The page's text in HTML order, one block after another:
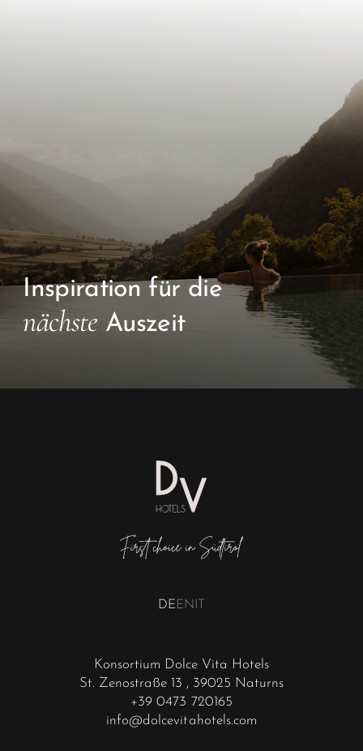
Konsortium Dolce Vita Hotels
St. Zenostraße 13 , 39025 Naturns
+39 0473 720165
info@dolcevitahotels.com
DEEN IT